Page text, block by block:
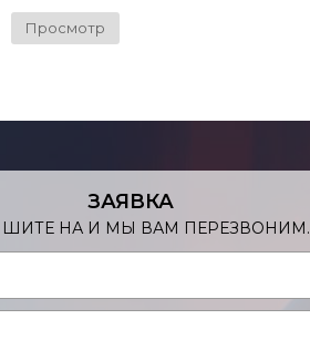
Просмотр
ЗАЯВКА
НА И МЫ ВАМ ПЕРЕЗВОНИМ.